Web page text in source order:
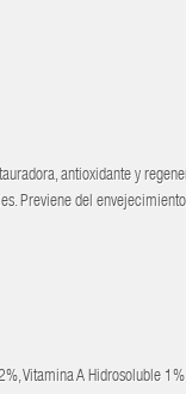
antioxidante y
Previene del
Vitamina A Hidrosoluble 1%,